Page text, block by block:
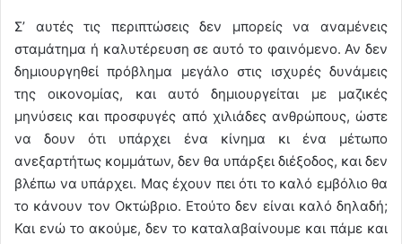
Σ’ αυτές τις περιπτώσεις δεν μπορείς να αναμένεις
σταμάτημα ή καλυτέρευση σε αυτό το φαινόμενο. Αν δεν
δημιουργηθεί πρόβλημα μεγάλο στις ισχυρές δυνάμεις
της οικονομίας, και αυτό δημιουργείται με μαζικές
μηνύσεις και προσφυγές από χιλιάδες ανθρώπους, ώστε
να δουν ότι υπάρχει ένα κίνημα κι ένα μέτωπο
ανεξαρτήτως κομμάτων, δεν θα υπάρξει διέξοδος, και δεν
βλέπω να υπάρχει. Μας έχουν πει ότι το καλό εμβόλιο θα
το κάνουν τον Οκτώβριο. Ετούτο δεν είναι καλό δηλαδή;
Και ενώ το ακούμε, δεν το καταλαβαίνουμε και πάμε και